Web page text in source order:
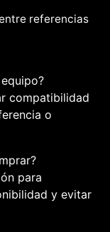
referencias
compatibilidad
o
para
y evitar